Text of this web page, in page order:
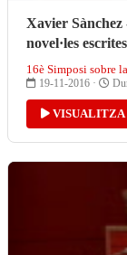
Xavier Sànchez
novel·les
16è Simposi sobre
19-11-2016 ·
VISUALITZA